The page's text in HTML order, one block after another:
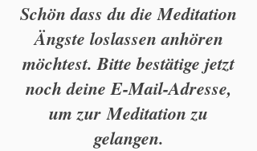
Schön dass du die Meditation
Ängste loslassen anhören
möchtest. Bitte bestätige jetzt
noch deine E-Mail-Adresse,
um zur Meditation zu
gelangen.